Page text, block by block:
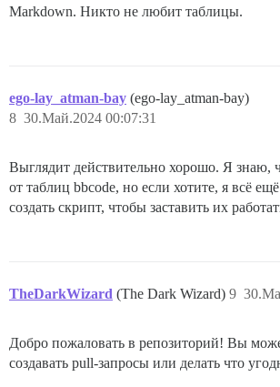
Markdown. Никто не любит таблицы.
ego-lay_atman-bay (ego-lay_atman-bay)
30.Май.2024 00:07:31
8
Выглядит действительно хорошо. Я знаю,
от таблиц bbcode, но если хотите, я всё
создать скрипт, чтобы заставить их
TheDarkWizard (The Dark Wizard) 9
Добро пожаловать в репозиторий! Вы
создавать pull-запросы или делать что